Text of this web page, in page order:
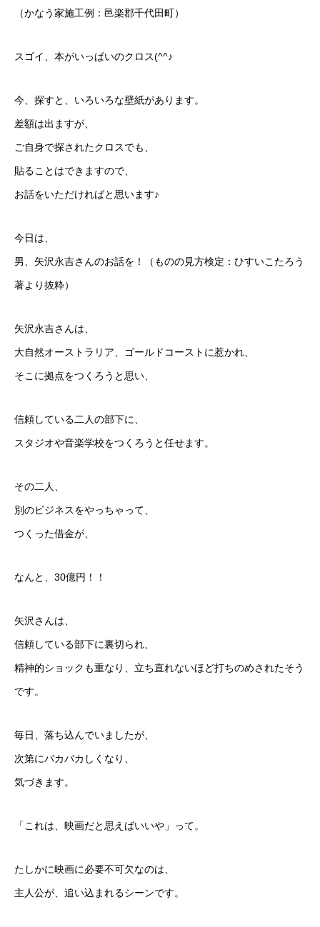
（かなう家施工例：邑楽郡千代田町）
スゴイ、本がいっぱいのクロス(^^♪
今、探すと、いろいろな壁紙があります。
差額は出ますが、
ご自身で探されたクロスでも、
貼ることはできますので、
お話をいただければと思います♪
今日は、
男、矢沢永吉さんのお話を！（ものの見方検定：ひすいこたろう
著より抜粋）
矢沢永吉さんは、
大自然オーストラリア、ゴールドコーストに惹かれ、
そこに拠点をつくろうと思い、
信頼している二人の部下に、
スタジオや音楽学校をつくろうと任せます。
その二人、
別のビジネスをやっちゃって、
つくった借金が、
なんと、30億円！！
矢沢さんは、
信頼している部下に裏切られ、
精神的ショックも重なり、立ち直れないほど打ちのめされたそう
です。
毎日、落ち込んでいましたが、
次第にバカバカしくなり、
気づきます。
「これは、映画だと思えばいいや」って。
たしかに映画に必要不可欠なのは、
主人公が、追い込まれるシーンです。